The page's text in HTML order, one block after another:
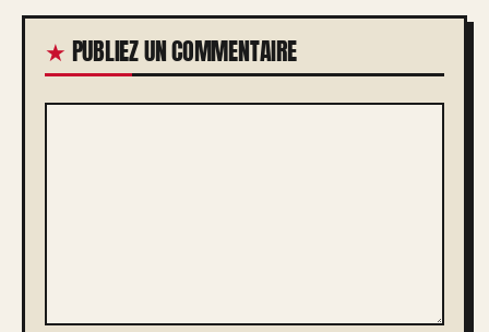
PUBLIEZ UN COMMENTAIRE
COMMENTAIRE